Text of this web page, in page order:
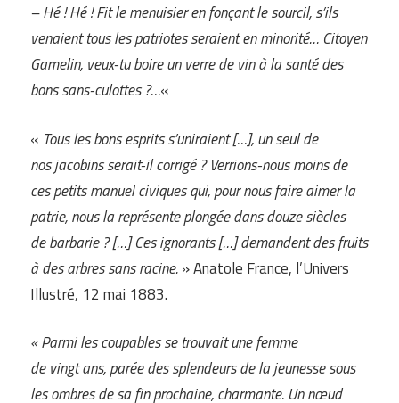
– Hé ! Hé ! Fit le menuisier en fonçant le sourcil, s’ils
venaient tous les patriotes seraient en minorité… Citoyen
Gamelin, veux-tu boire un verre de vin à la santé des
bons sans-culottes ?…«
« Tous les bons esprits s’uniraient […], un seul de
nos jacobins serait-il corrigé ? Verrions-nous moins de
ces petits manuel civiques qui, pour nous faire aimer la
patrie, nous la représente plongée dans douze siècles
de barbarie ? […] Ces ignorants […] demandent des fruits
à des arbres sans racine.» Anatole France, l’Univers
Illustré, 12 mai 1883.
« Parmi les coupables se trouvait une femme
de vingt ans, parée des splendeurs de la jeunesse sous
les ombres de sa fin prochaine, charmante. Un nœud